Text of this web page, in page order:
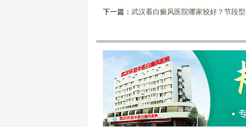
下一篇： 武汉看白癜风医院哪家较好？节段